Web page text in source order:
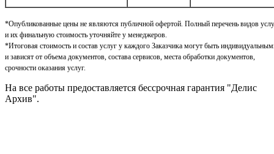
*Опубликованные цены не являются публичной офертой. Полный перечень видов
и их финальную стоимость уточняйте у менеджеров.
*Итоговая стоимость и состав услуг у каждого Заказчика могут быть
и зависят от объема документов, состава сервисов, места обработки документов,
срочности оказания услуг.
На все работы предоставляется бессрочная гарантия "Делис
Архив".